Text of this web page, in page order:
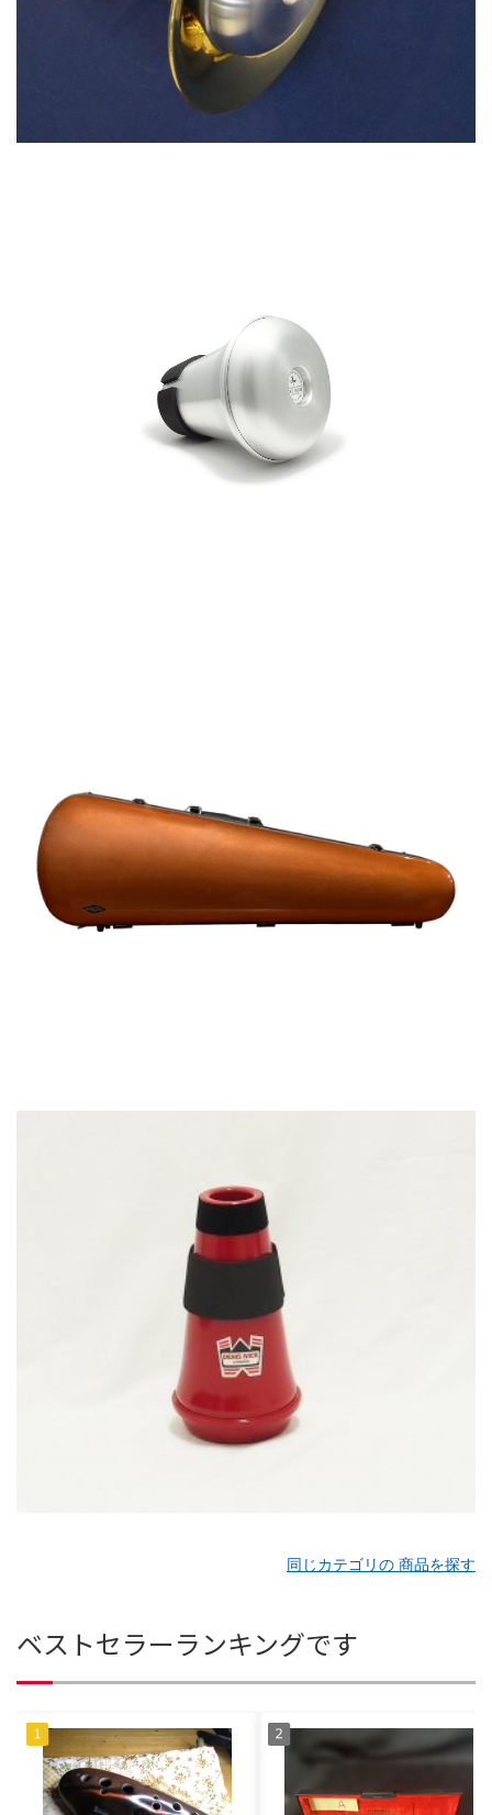
同じカテゴリの 商品を探す
ベストセラーランキングです